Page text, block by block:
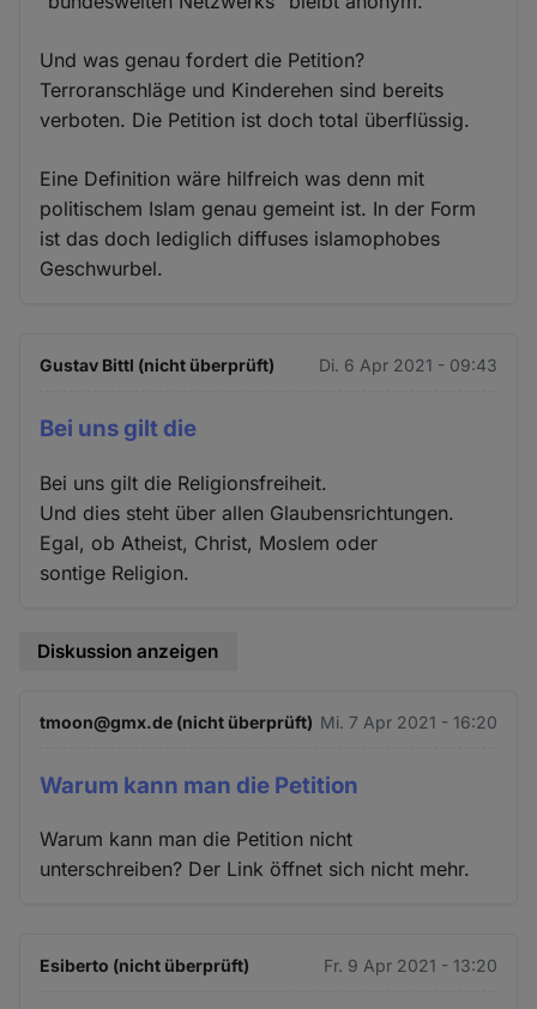
Und was genau fordert die Petition?
Terroranschläge und Kinderehen sind bereits
verboten. Die Petition ist doch total überflüssig.
Eine Definition wäre hilfreich was denn mit
politischem Islam genau gemeint ist. In der Form
ist das doch lediglich diffuses islamophobes
Geschwurbel.
Gustav Bittl (nicht überprüft) Di. 6 Apr 2021 - 09:43
Bei uns gilt die
Bei uns gilt die Religionsfreiheit.
Und dies steht über allen Glaubensrichtungen.
Egal, ob Atheist, Christ, Moslem oder
sontige Religion.
Diskussion anzeigen
tmoon@gmx.de (nicht überprüft) Mi. 7 Apr 2021 - 16:20
Warum kann man die Petition
Warum kann man die Petition nicht
unterschreiben? Der Link öffnet sich nicht mehr.
Esiberto (nicht überprüft) Fr. 9 Apr 2021 - 13:20